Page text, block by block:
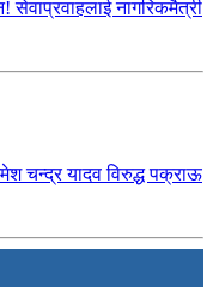
नागरिकमैत्री
चन्द्र यादव विरुद्ध पक्राऊ